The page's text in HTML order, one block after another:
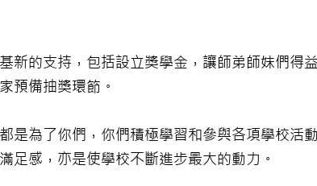
新的支持，包括設立獎學金，讓師弟師妹們得
預備抽獎環節。
是為了你們，你們積極學習和參與各項學校活
足感，亦是使學校不斷進步最大的動力。